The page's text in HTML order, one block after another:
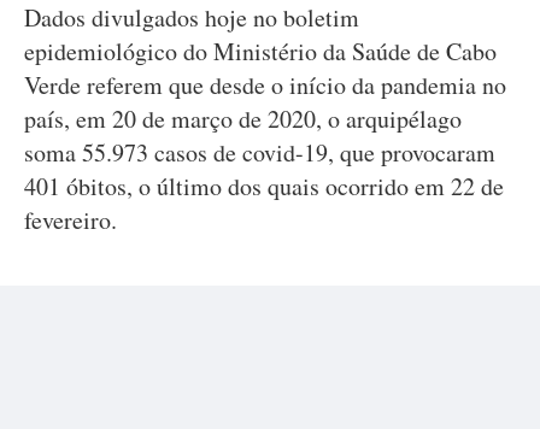
Dados divulgados hoje no boletim
epidemiológico do Ministério da Saúde de Cabo
Verde referem que desde o início da pandemia no
país, em 20 de março de 2020, o arquipélago
soma 55.973 casos de covid-19, que provocaram
401 óbitos, o último dos quais ocorrido em 22 de
fevereiro.